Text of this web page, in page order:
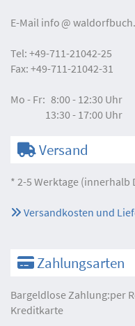
E-Mail info
Tel: +49-711-21042-25
Fax: +49-711-21042-31
Mo - Fr: 8:00 - 12:30 Uhr
13:30 - 17:00 Uhr
Versand
* 2-5 Werktage (innerhalb
Versandkosten und
Zahlungsarten
Bargeldlose Zahlung:per
Kreditkarte